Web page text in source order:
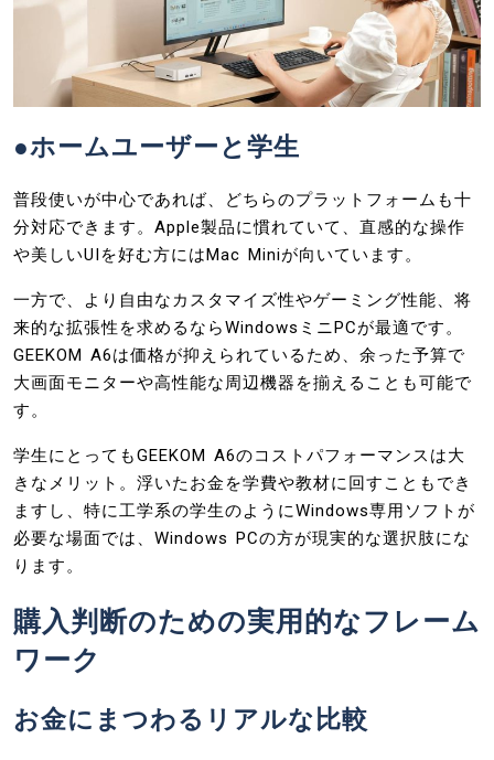
●ホームユーザーと学生
普段使いが中心であれば、どちらのプラットフォームも十
分対応できます。Apple製品に慣れていて、直感的な操作
や美しいUIを好む方にはMac Miniが向いています。
一方で、より自由なカスタマイズ性やゲーミング性能、将
来的な拡張性を求めるならWindowsミニPCが最適です。
GEEKOM A6は価格が抑えられているため、余った予算で
大画面モニターや高性能な周辺機器を揃えることも可能で
す。
学生にとってもGEEKOM A6のコストパフォーマンスは大
きなメリット。浮いたお金を学費や教材に回すこともでき
ますし、特に工学系の学生のようにWindows専用ソフトが
必要な場面では、Windows PCの方が現実的な選択肢にな
ります。
購入判断のための実用的なフレーム
ワーク
お金にまつわるリアルな比較